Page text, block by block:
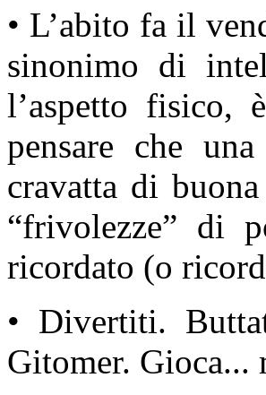
• L’abito fa il
sinonimo di
l’aspetto fisico,
pensare che
cravatta di
“frivolezze” di
ricordato (o
• Divertiti.
Gitomer. Gioca...